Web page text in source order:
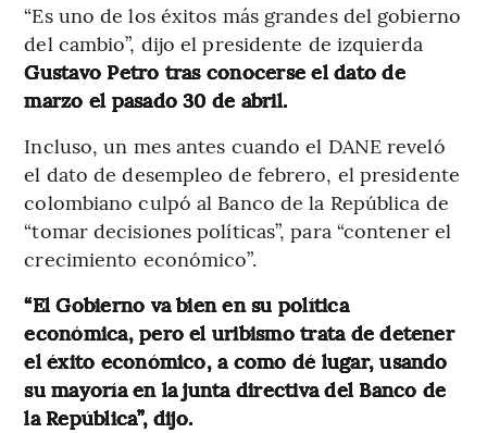
“Es uno de los éxitos más grandes del gobierno
del cambio”, dijo el presidente de izquierda
Gustavo Petro tras conocerse el dato de
marzo el pasado 30 de abril.
Incluso, un mes antes cuando el DANE reveló
el dato de desempleo de febrero, el presidente
colombiano culpó al Banco de la República de
“tomar decisiones políticas”, para “contener el
crecimiento económico”.
“El Gobierno va bien en su política
económica, pero el uribismo trata de detener
el éxito económico, a como dé lugar, usando
su mayoría en la junta directiva del Banco de
la República”, dijo.